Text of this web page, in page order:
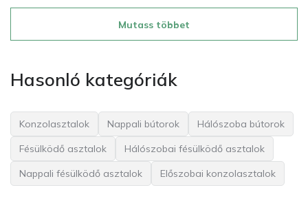
Mutass többet
Hasonló kategóriák
Konzolasztalok Nappali bútorok
Hálószoba bútorok
Fésülködő asztalok
Hálószobai fésülködő asztalok
Nappali fésülködő asztalok
Előszobai konzolasztalok